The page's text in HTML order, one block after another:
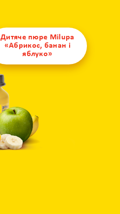
Дитяче пюре Milupa
«Абрикос, банан і
яблуко»